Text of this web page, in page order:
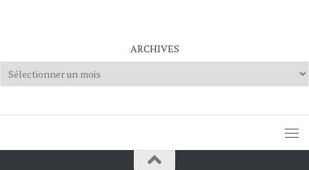
ARCHIVES
Archives